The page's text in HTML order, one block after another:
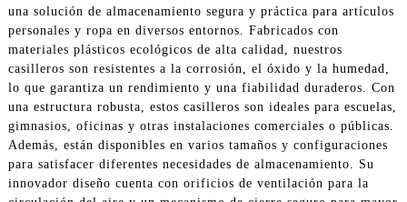
una solución de almacenamiento segura y práctica para artículos
personales y ropa en diversos entornos. Fabricados con
materiales plásticos ecológicos de alta calidad, nuestros
casilleros son resistentes a la corrosión, el óxido y la humedad,
lo que garantiza un rendimiento y una fiabilidad duraderos. Con
una estructura robusta, estos casilleros son ideales para escuelas,
gimnasios, oficinas y otras instalaciones comerciales o públicas.
Además, están disponibles en varios tamaños y configuraciones
para satisfacer diferentes necesidades de almacenamiento. Su
innovador diseño cuenta con orificios de ventilación para la